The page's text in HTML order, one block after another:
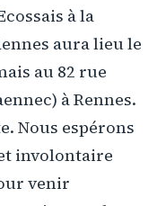
à la
aura lieu le
au 82 rue
à Rennes.
Nous espérons
involontaire
venir